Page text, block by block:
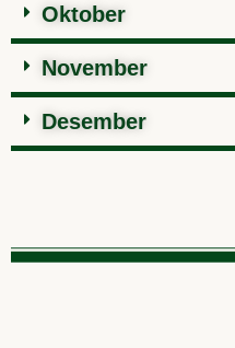
Oktober
November
Desember